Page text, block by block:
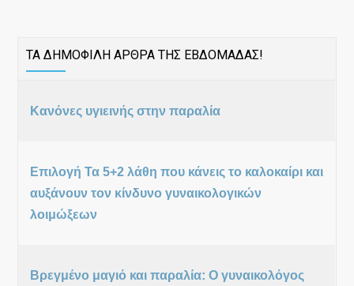
ΤΑ ΔΗΜΟΦΙΛΗ ΑΡΘΡΑ ΤΗΣ ΕΒΔΟΜΑΔΑΣ!
Κανόνες υγιεινής στην παραλία
Επιλογή Τα 5+2 λάθη που κάνεις το καλοκαίρι και
αυξάνουν τον κίνδυνο γυναικολογικών
λοιμώξεων
Βρεγμένο μαγιό και παραλία: Ο γυναικολόγος